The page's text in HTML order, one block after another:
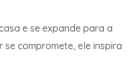
e se expande para a
compromete, ele inspira